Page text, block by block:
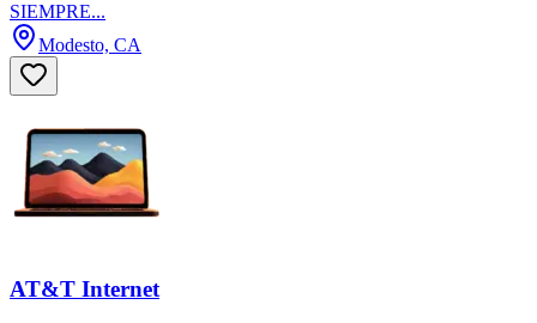
SIEMPRE...
Modesto, CA
AT&T Internet